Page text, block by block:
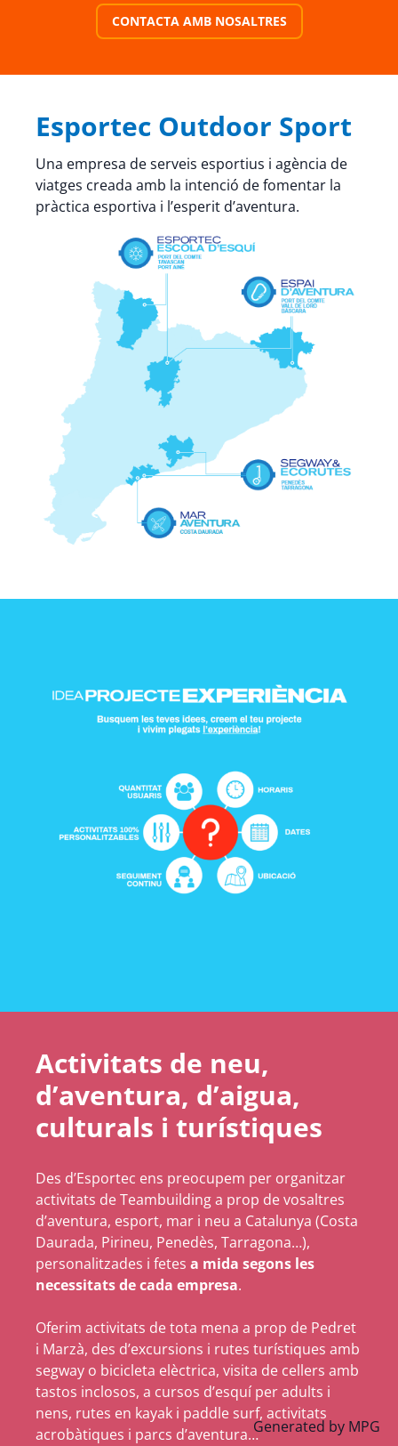
CONTACTA AMB NOSALTRES
Esportec Outdoor Sport
Una empresa de serveis esportius i agència de
viatges creada amb la intenció de fomentar la
pràctica esportiva i l’esperit d’aventura.
Activitats de neu,
d’aventura, d’aigua,
culturals i turístiques
Des d’Esportec ens preocupem per organitzar
activitats de Teambuilding a prop de vosaltres
d’aventura, esport, mar i neu a Catalunya (Costa
Daurada, Pirineu, Penedès, Tarragona…),
personalitzades i fetes a mida segons les
necessitats de cada empresa.
Oferim activitats de tota mena a prop de Pedret
i Marzà, des d’excursions i rutes turístiques amb
segway o bicicleta elèctrica, visita de cellers amb
tastos inclosos, a cursos d’esquí per adults i
nens, rutes en kayak i paddle surf, activitats
acrobàtiques i parcs d’aventura…Generated by MPG